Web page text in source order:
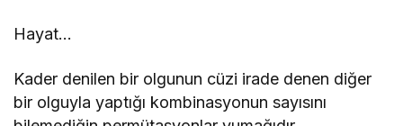
Hayat…
Kader denilen bir olgunun cüzi irade denen diğer
bir olguyla yaptığı kombinasyonun sayısını